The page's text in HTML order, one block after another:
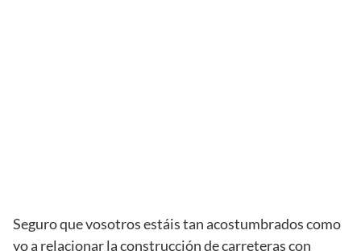
Seguro que vosotros estáis tan acostumbrados como
yo a relacionar la construcción de carreteras con